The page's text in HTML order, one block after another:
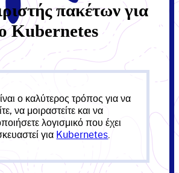
πακέτων για
Kubernetes
ο καλύτερος τρόπος για να
να μοιραστείτε και να
λογισμικό που έχει
για Kubernetes.